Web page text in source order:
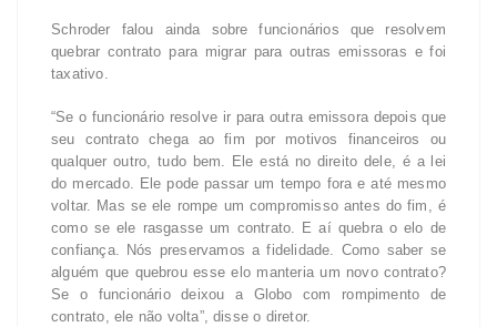
Schroder falou ainda sobre funcionários que resolvem
quebrar contrato para migrar para outras emissoras e foi
taxativo.
“Se o funcionário resolve ir para outra emissora depois que
seu contrato chega ao fim por motivos financeiros ou
qualquer outro, tudo bem. Ele está no direito dele, é a lei
do mercado. Ele pode passar um tempo fora e até mesmo
voltar. Mas se ele rompe um compromisso antes do fim, é
como se ele rasgasse um contrato. E aí quebra o elo de
confiança. Nós preservamos a fidelidade. Como saber se
alguém que quebrou esse elo manteria um novo contrato?
Se o funcionário deixou a Globo com rompimento de
contrato, ele não volta”, disse o diretor.